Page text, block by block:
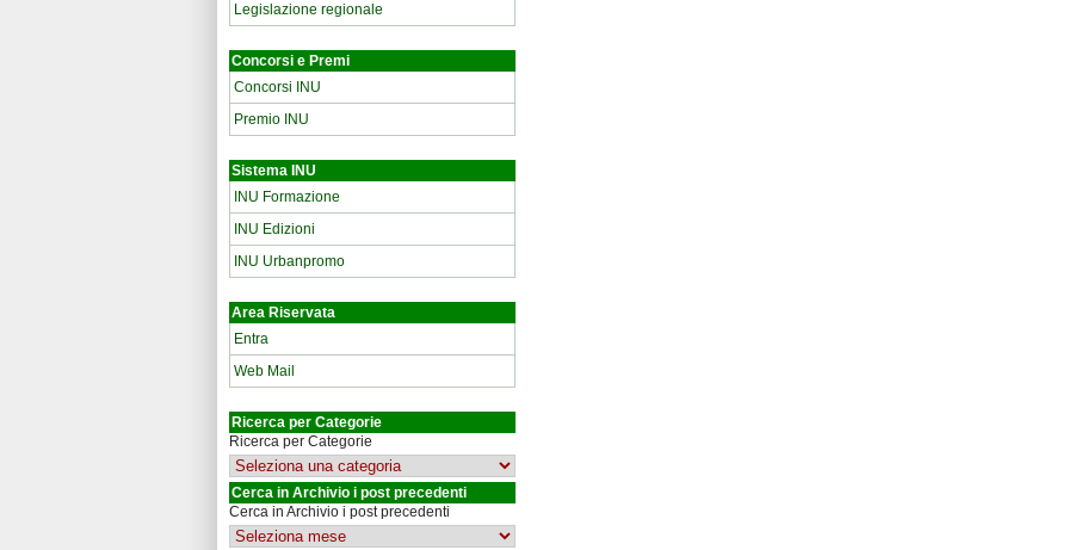
Legislazione regionale
Concorsi e Premi
Concorsi INU
Premio INU
Sistema INU
INU Formazione
INU Edizioni
INU Urbanpromo
Area Riservata
Entra
Web Mail
Ricerca per Categorie
Ricerca per Categorie
Cerca in Archivio i post precedenti
Cerca in Archivio i post precedenti